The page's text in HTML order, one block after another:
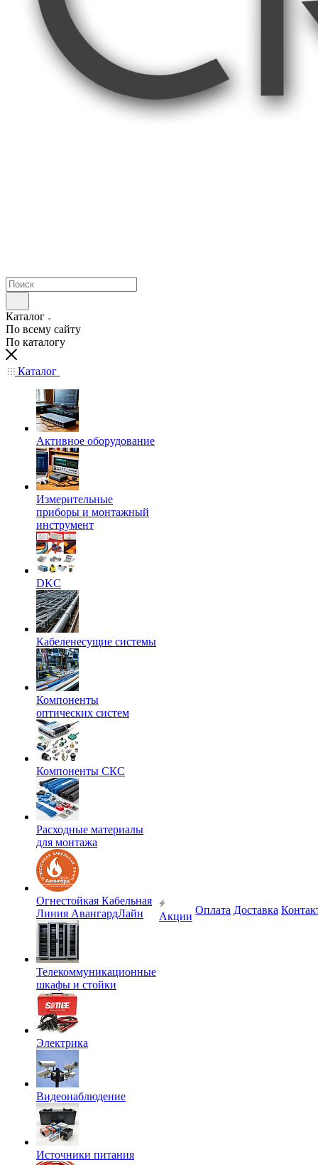
Каталог
По всему сайту
По каталогу
Каталог
Активное оборудование
Измерительные
приборы и монтажный
инструмент
DKC
Кабеленесущие системы
Компоненты
оптических систем
Компоненты СКС
Расходные материалы
для монтажа
Огнестойкая Кабельная
Линия АвангардЛайн
Телекоммуникационные
шкафы и стойки
Электрика
Видеонаблюдение
Источники питания
Акции
Оплата Доставка